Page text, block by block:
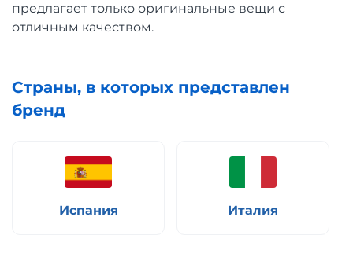
предлагает только оригинальные вещи с
отличным качеством.
Страны, в которых представлен
бренд
Испания Италия